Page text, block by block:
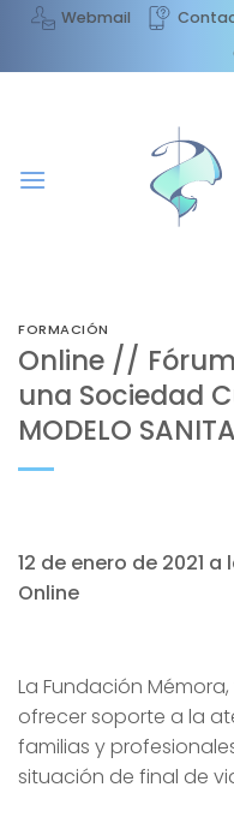
Saltar
contenido
Webmail
FORMACIÓN
Online //
una Sociedad
MODELO
12 de enero de 2021 a
Online
La Fundación
ofrecer soporte a la
familias y
situación de final de